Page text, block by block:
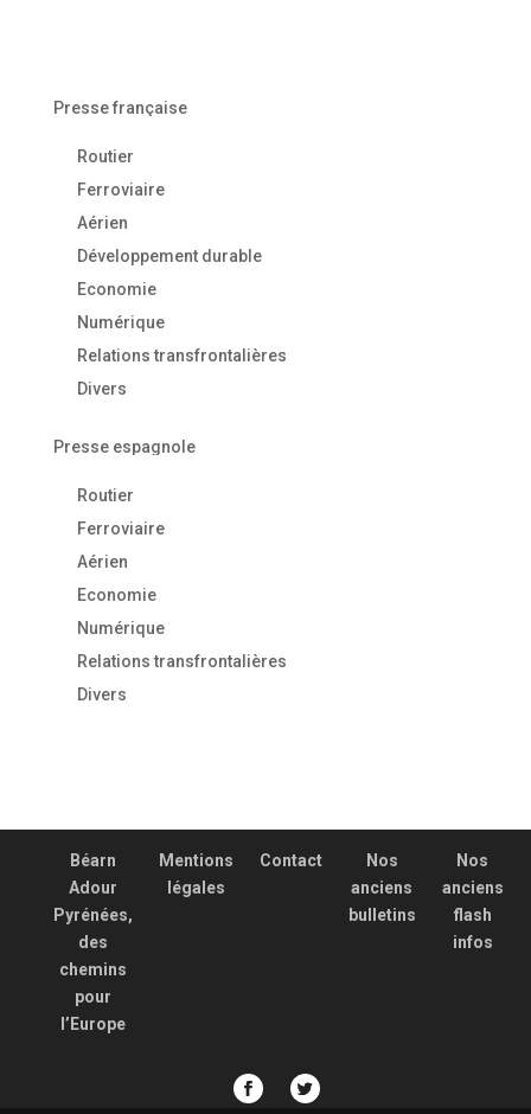
Presse française
Routier
Ferroviaire
Aérien
Développement durable
Economie
Numérique
Relations transfrontalières
Divers
Presse espagnole
Routier
Ferroviaire
Aérien
Economie
Numérique
Relations transfrontalières
Divers
Béarn
Adour
Pyrénées,
des
chemins
pour
l’Europe
Mentions
légales
Contact
Nos
anciens
bulletins
Nos
anciens
flash
infos